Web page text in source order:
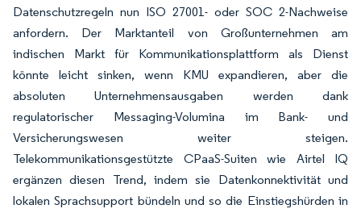
Datenschutzregeln nun ISO 27001- oder SOC 2-Nachweise
anfordern. Der Marktanteil von Großunternehmen am
indischen Markt für Kommunikationsplattform als Dienst
könnte leicht sinken, wenn KMU expandieren, aber die
absoluten Unternehmensausgaben werden dank
regulatorischer Messaging-Volumina im Bank- und
Versicherungswesen weiter steigen.
Telekommunikationsgestützte CPaaS-Suiten wie Airtel IQ
ergänzen diesen Trend, indem sie Datenkonnektivität und
lokalen Sprachsupport bündeln und so die Einstiegshürden in